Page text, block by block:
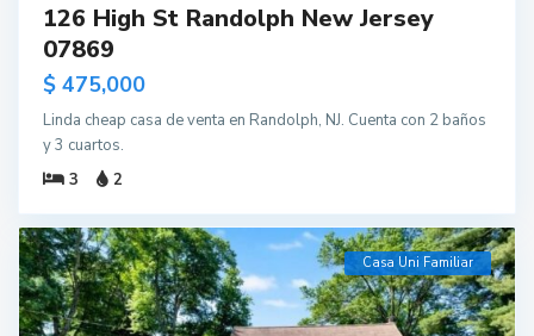
126 High St Randolph New Jersey
07869
$ 475,000
Linda cheap casa de venta en Randolph, NJ. Cuenta con 2 baños
y 3 cuartos.
3
2
Casa Uni Familiar